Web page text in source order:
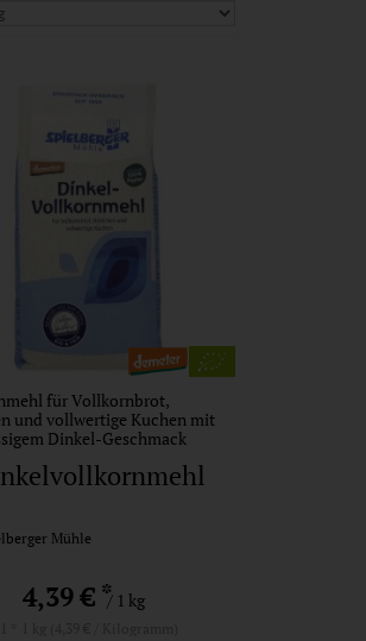
für Vollkornbrot,
und vollwertige Kuchen mit
Dinkel-Geschmack
Mühle
4,39 € */ 1 kg